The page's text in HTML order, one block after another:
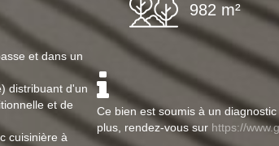
et dans un
distribuant d'un
et de
cuisinière à
982 m²
Ce bien est soumis à un
plus, rendez-vous sur https://